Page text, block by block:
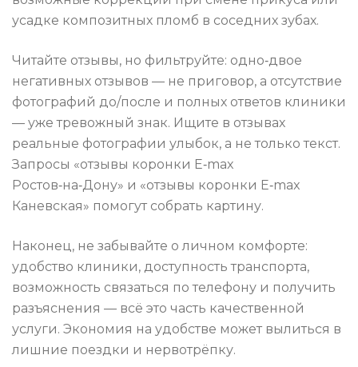
усадке композитных пломб в соседних зубах.
Читайте отзывы, но фильтруйте: одно‑двое
негативных отзывов — не приговор, а отсутствие
фотографий до/после и полных ответов клиники
— уже тревожный знак. Ищите в отзывах
реальные фотографии улыбок, а не только текст.
Запросы «отзывы коронки E‑max
Ростов‑на‑Дону» и «отзывы коронки E‑max
Каневская» помогут собрать картину.
Наконец, не забывайте о личном комфорте:
удобство клиники, доступность транспорта,
возможность связаться по телефону и получить
разъяснения — всё это часть качественной
услуги. Экономия на удобстве может вылиться в
лишние поездки и нервотрёпку.